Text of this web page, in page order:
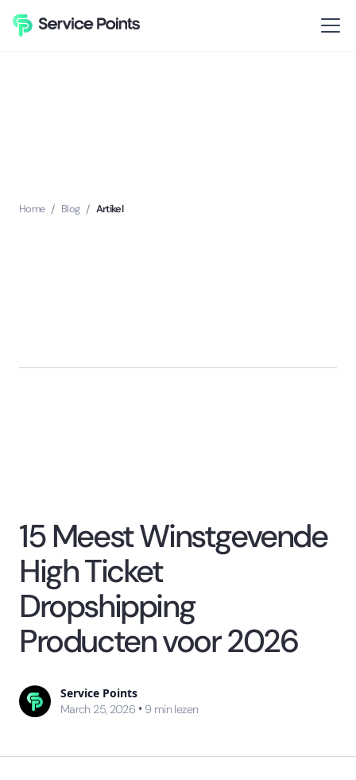
Home / Blog / Artikel
15 Meest Winstgevende
High Ticket
Dropshipping
Producten voor 2026
Service Points
March 25, 2026 • 9 min lezen